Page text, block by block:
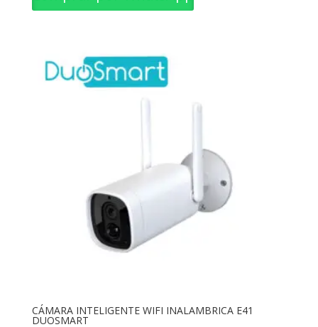
CÁMARA INTELIGENTE WIFI INALAMBRICA E41
DUOSMART